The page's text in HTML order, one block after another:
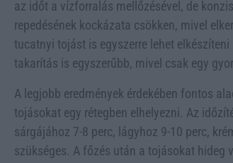
az időt a vízforralás mellőzésével, de
repedésének kockázata csökken, mivel
tucatnyi tojást is egyszerre lehet
takarítás is egyszerűbb, mivel csak egy
A legjobb eredmények érdekében fontos
tojásokat egy rétegben elhelyezni. Az
sárgájához 7-8 perc, lágyhoz 9-10 perc,
szükséges. A főzés után a tojásokat hideg